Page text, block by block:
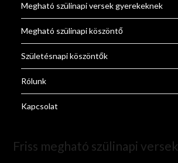
Megható szülinapi versek gyerekeknek
Megható szülinapi köszöntő
Születésnapi köszöntők
Rólunk
Kapcsolat
Friss megható szülinapi versek